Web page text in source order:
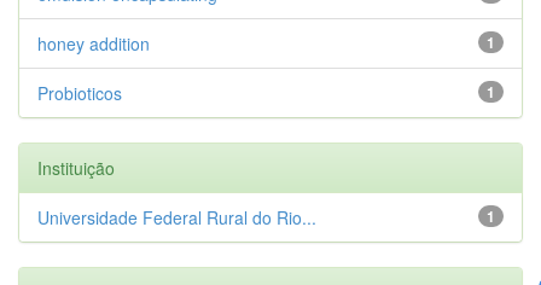
1
honey addition
1
Probioticos
Instituição
1
Universidade Federal Rural do Rio...